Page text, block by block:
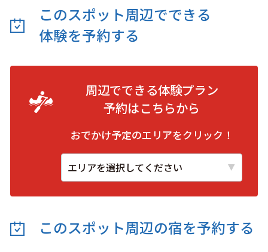
このスポット周辺でできる
体験を予約する
周辺でできる体験プラン
予約はこちらから
おでかけ予定のエリアをクリック！
このスポット周辺の宿を予約する